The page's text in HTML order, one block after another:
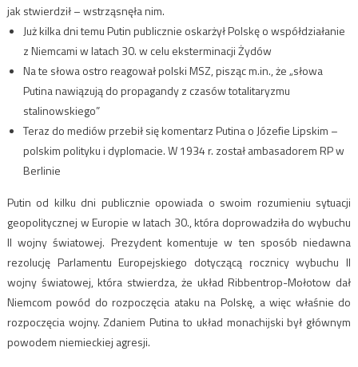
jak stwierdził – wstrząsnęła nim.
Już kilka dni temu Putin publicznie oskarżył Polskę o współdziałanie
z Niemcami w latach 30. w celu eksterminacji Żydów
Na te słowa ostro reagował polski MSZ, pisząc m.in., że „słowa
Putina nawiązują do propagandy z czasów totalitaryzmu
stalinowskiego”
Teraz do mediów przebił się komentarz Putina o Józefie Lipskim –
polskim polityku i dyplomacie. W 1934 r. został ambasadorem RP w
Berlinie
Putin od kilku dni publicznie opowiada o swoim rozumieniu sytuacji
geopolitycznej w Europie w latach 30., która doprowadziła do wybuchu
II wojny światowej. Prezydent komentuje w ten sposób niedawna
rezolucję Parlamentu Europejskiego dotyczącą rocznicy wybuchu II
wojny światowej, która stwierdza, że układ Ribbentrop-Mołotow dał
Niemcom powód do rozpoczęcia ataku na Polskę, a więc właśnie do
rozpoczęcia wojny. Zdaniem Putina to układ monachijski był głównym
powodem niemieckiej agresji.